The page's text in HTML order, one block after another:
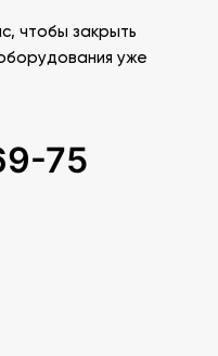
чтобы закрыть
уже
75